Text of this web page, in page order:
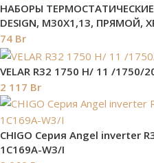
НАБОРЫ
DESIGN, М30Х1,13, ПРЯМОЙ,
74 Br
VELAR R32 1750 H/ 11 /1750/
2 117 Br
СHIGO Серия Angel inverter
1C169A-W3/I